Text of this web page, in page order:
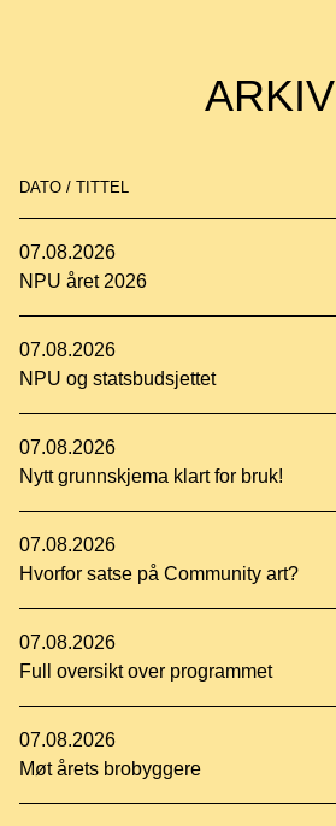
ARKIV
DATO / TITTEL
07.08.2026
NPU året 2026
07.08.2026
NPU og statsbudsjettet
07.08.2026
Nytt grunnskjema klart for bruk!
07.08.2026
Hvorfor satse på Community art?
07.08.2026
Full oversikt over programmet
07.08.2026
Møt årets brobyggere